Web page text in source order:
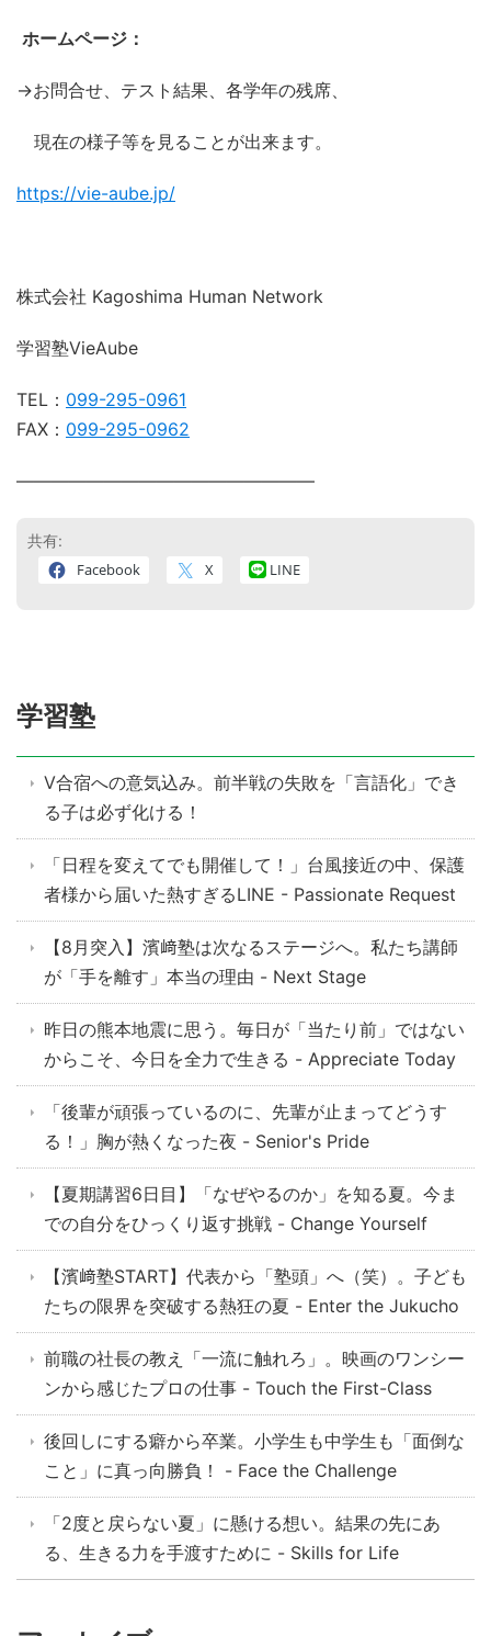
ホームページ：
→お問合せ、テスト結果、各学年の残席、
現在の様子等を見ることが出来ます。
https://vie-aube.jp/
株式会社 Kagoshima Human Network
学習塾VieAube
TEL： 099-295-0961
FAX： 099-295-0962
―――――――――――――――――
共有:
Facebook X LINE
学習塾
V合宿への意気込み。前半戦の失敗を「言語化」でき
る子は必ず化ける！
「日程を変えてでも開催して！」台風接近の中、保護
者様から届いた熱すぎるLINE - Passionate Request
【8月突入】濱﨑塾は次なるステージへ。私たち講師
が「手を離す」本当の理由 - Next Stage
昨日の熊本地震に思う。毎日が「当たり前」ではない
からこそ、今日を全力で生きる - Appreciate Today
「後輩が頑張っているのに、先輩が止まってどうす
る！」胸が熱くなった夜 - Senior's Pride
【夏期講習6日目】「なぜやるのか」を知る夏。今ま
での自分をひっくり返す挑戦 - Change Yourself
【濱﨑塾START】代表から「塾頭」へ（笑）。子ども
たちの限界を突破する熱狂の夏 - Enter the Jukucho
前職の社長の教え「一流に触れろ」。映画のワンシー
ンから感じたプロの仕事 - Touch the First-Class
後回しにする癖から卒業。小学生も中学生も「面倒な
こと」に真っ向勝負！ - Face the Challenge
「2度と戻らない夏」に懸ける想い。結果の先にあ
る、生きる力を手渡すために - Skills for Life